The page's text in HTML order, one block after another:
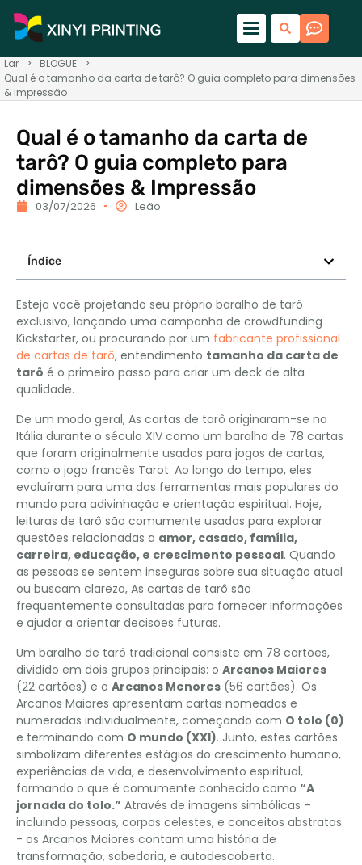
Lar > BLOGUE
>
Qual é o tamanho da carta de tarô? O guia completo para dimensões
& Impressão
Qual é o tamanho da carta de
tarô? O guia completo para
dimensões & Impressão
03/07/2026 Leão
Índice
Esteja você projetando seu próprio baralho de tarô
exclusivo, lançando uma campanha de crowdfunding
Kickstarter, ou procurando por um fabricante profissional
de cartas de tarô, entendimento tamanho da carta de
tarô é o primeiro passo para criar um deck de alta
qualidade.
De um modo geral, As cartas de tarô originaram-se na
Itália durante o século XIV como um baralho de 78 cartas
que foram originalmente usadas para jogos de cartas,
como o jogo francês Tarot. Ao longo do tempo, eles
evoluíram para uma das ferramentas mais populares do
mundo para adivinhação e orientação espiritual. Hoje,
leituras de tarô são comumente usadas para explorar
questões relacionadas a amor, casado, família,
carreira, educação, e crescimento pessoal. Quando
as pessoas se sentem inseguras sobre sua situação atual
ou buscam clareza, As cartas de tarô são
frequentemente consultadas para fornecer informações
e ajudar a orientar decisões futuras.
Um baralho de tarô tradicional consiste em 78 cartões,
dividido em dois grupos principais: o Arcanos Maiores
(22 cartões) e o Arcanos Menores (56 cartões). Os
Arcanos Maiores apresentam cartas nomeadas e
numeradas individualmente, começando com O tolo (0)
e terminando com O mundo (XXI). Junto, estes cartões
simbolizam diferentes estágios do crescimento humano,
experiências de vida, e desenvolvimento espiritual,
formando o que é comumente conhecido como “A
jornada do tolo.” Através de imagens simbólicas –
incluindo pessoas, corpos celestes, e conceitos abstratos
- os Arcanos Maiores contam uma história de
transformação, sabedoria, e autodescoberta.